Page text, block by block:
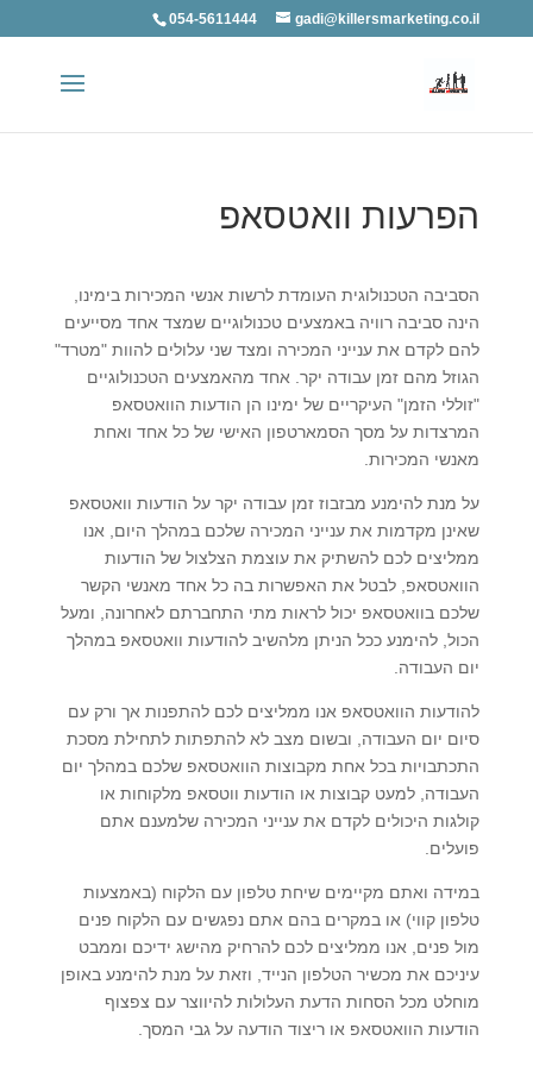
054-5611444 gadi@killersmarketing.co.il
הפרעות וואטסאפ
הסביבה הטכנולוגית העומדת לרשות אנשי המכירות בימינו,
הינה סביבה רוויה באמצעים טכנולוגיים שמצד אחד מסייעים
להם לקדם את ענייני המכירה ומצד שני עלולים להוות "מטרד"
הגוזל מהם זמן עבודה יקר. אחד מהאמצעים הטכנולוגיים
"זוללי הזמן" העיקריים של ימינו הן הודעות הוואטסאפ
המרצדות על מסך הסמארטפון האישי של כל אחד ואחת
מאנשי המכירות.
על מנת להימנע מבזבוז זמן עבודה יקר על הודעות וואטסאפ
שאינן מקדמות את ענייני המכירה שלכם במהלך היום, אנו
ממליצים לכם להשתיק את עוצמת הצלצול של הודעות
הוואטסאפ, לבטל את האפשרות בה כל אחד מאנשי הקשר
שלכם בוואטסאפ יכול לראות מתי התחברתם לאחרונה, ומעל
הכול, להימנע ככל הניתן מלהשיב להודעות וואטסאפ במהלך
יום העבודה.
להודעות הוואטסאפ אנו ממליצים לכם להתפנות אך ורק עם
סיום יום העבודה, ובשום מצב לא להתפתות לתחילת מסכת
התכתבויות בכל אחת מקבוצות הוואטסאפ שלכם במהלך יום
העבודה, למעט קבוצות או הודעות ווטסאפ מלקוחות או
קולגות היכולים לקדם את ענייני המכירה שלמענם אתם
פועלים.
במידה ואתם מקיימים שיחת טלפון עם הלקוח (באמצעות
טלפון קווי) או במקרים בהם אתם נפגשים עם הלקוח פנים
מול פנים, אנו ממליצים לכם להרחיק מהישג ידיכם וממבט
עיניכם את מכשיר הטלפון הנייד, וזאת על מנת להימנע באופן
מוחלט מכל הסחות הדעת העלולות להיווצר עם צפצוף
הודעות הוואטסאפ או ריצוד הודעה על גבי המסך.